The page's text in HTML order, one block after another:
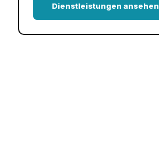
Dienstleistungen ansehen